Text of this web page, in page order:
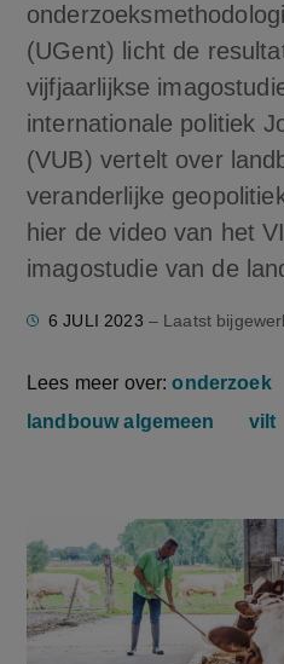
(UGent) licht de
vijfjaarlijkse
internationale politiek
(VUB) vertelt over
veranderlijke
hier de video van het
imagostudie van de
6 JULI 2023 – Laatst
Lees meer over:onderzoek
landbouw algemeen
vilt